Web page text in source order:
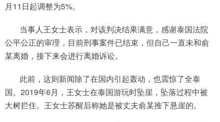
月11日起调整为5%。
当事人王女士表示，对该判决结果满意，感谢泰国法院
公平公正的审理，目前刑事案件已结束，但自己一直未和俞
某离婚，接下来会进行离婚诉讼。
此前，这则新闻除了在国内引起轰动，也震惊了全泰
国。2019年6月，王女士在泰国游玩时坠崖，坠落过程中被
大树拦住。王女士苏醒后称她是被丈夫俞某推下悬崖的。